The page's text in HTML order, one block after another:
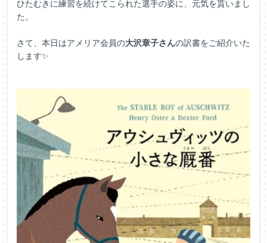
ひたむきに練習を続けてこられた選手の姿に、元気を貰いまし
た。
さて、本日はアメリア会員の大沢章子さんの訳書をご紹介いた
します✨